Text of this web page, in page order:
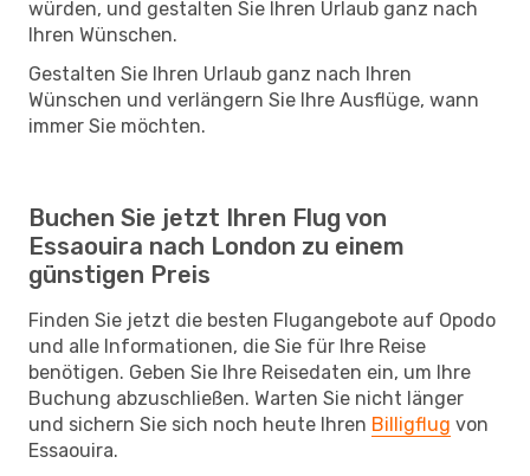
würden, und gestalten Sie Ihren Urlaub ganz nach
Ihren Wünschen.
Gestalten Sie Ihren Urlaub ganz nach Ihren
Wünschen und verlängern Sie Ihre Ausflüge, wann
immer Sie möchten.
Buchen Sie jetzt Ihren Flug von
Essaouira nach London zu einem
günstigen Preis
Finden Sie jetzt die besten Flugangebote auf Opodo
und alle Informationen, die Sie für Ihre Reise
benötigen. Geben Sie Ihre Reisedaten ein, um Ihre
Buchung abzuschließen. Warten Sie nicht länger
und sichern Sie sich noch heute Ihren Billigflug von
Essaouira.